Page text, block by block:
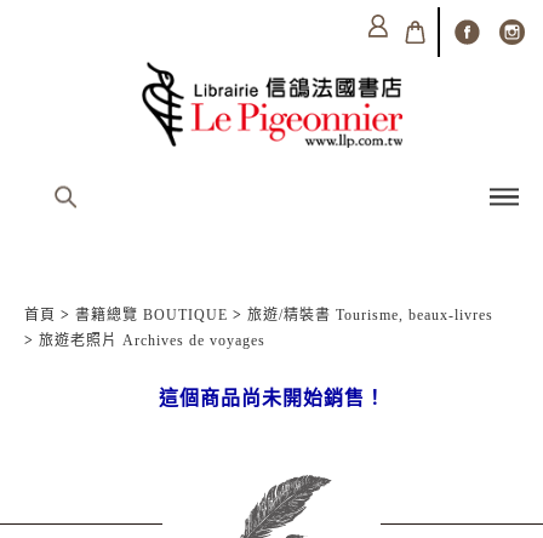
首頁 > 書籍總覽 BOUTIQUE > 旅遊/精裝書 Tourisme, beaux-livres
> 旅遊老照片 Archives de voyages
這個商品尚未開始銷售！